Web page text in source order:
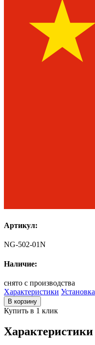
Артикул:
NG-502-01N
Наличие:
снято с производства
Характеристики Установка
В корзину
Купить в 1 клик
Характеристики